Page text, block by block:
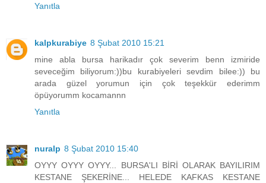
Yanıtla
kalpkurabiye 8 Şubat 2010 15:21
mine abla bursa harikadır çok severim benn izmiride
seveceğim biliyorum:))bu kurabiyeleri sevdim bilee:)) bu
arada güzel yorumun için çok teşekkür ederimm
öpüyorumm kocamannn
Yanıtla
nuralp 8 Şubat 2010 15:40
OYYY OYYY OYYY... BURSA'LI BİRİ OLARAK BAYILIRIM
KESTANE ŞEKERİNE... HELEDE KAFKAS KESTANE